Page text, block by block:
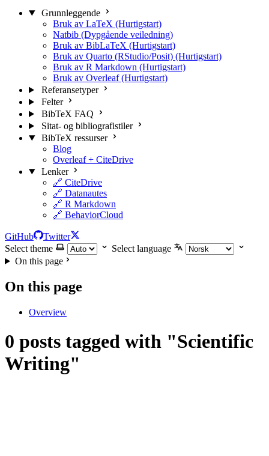
Grunnleggende
Bruk av LaTeX (Hurtigstart)
Natbib (Dypgående veiledning)
Bruk av BibLaTeX (Hurtigstart)
Bruk av Quarto (RStudio/Posit) (Hurtigstart)
Bruk av R Markdown (Hurtigstart)
Bruk av Overleaf (Hurtigstart)
Referansetyper
Felter
BibTeX FAQ
Sitat- og bibliografistiler
BibTeX ressurser
Blog
Overleaf + CiteDrive
Lenker
🔗 CiteDrive
🔗 Datanautes
🔗 R Markdown
🔗 BehaviorCloud
GitHub
Twitter
Select theme
Select language
On this page
On this page
Overview
0 posts tagged with "Scientific
Writing"